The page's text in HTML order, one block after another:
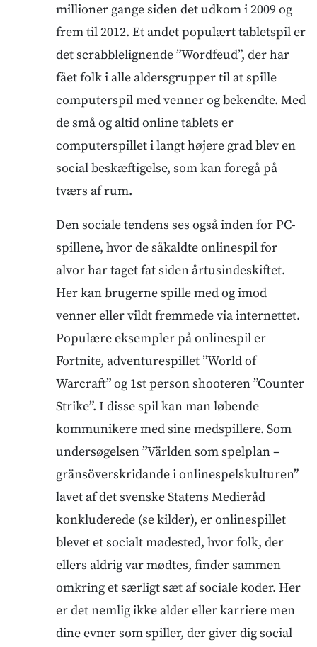
millioner gange siden det udkom i 2009 og
frem til 2012. Et andet populært tabletspil er
det scrabblelignende ”Wordfeud”, der har
fået folk i alle aldersgrupper til at spille
computerspil med venner og bekendte. Med
de små og altid online tablets er
computerspillet i langt højere grad blev en
social beskæftigelse, som kan foregå på
tværs af rum.
Den sociale tendens ses også inden for PC-
spillene, hvor de såkaldte onlinespil for
alvor har taget fat siden årtusindeskiftet.
Her kan brugerne spille med og imod
venner eller vildt fremmede via internettet.
Populære eksempler på onlinespil er
Fortnite, adventurespillet ”World of
Warcraft” og 1st person shooteren ”Counter
Strike”. I disse spil kan man løbende
kommunikere med sine medspillere. Som
undersøgelsen ”Världen som spelplan –
gränsöverskridande i onlinespelskulturen”
lavet af det svenske Statens Medieråd
konkluderede (se kilder), er onlinespillet
blevet et socialt mødested, hvor folk, der
ellers aldrig var mødtes, finder sammen
omkring et særligt sæt af sociale koder. Her
er det nemlig ikke alder eller karriere men
dine evner som spiller, der giver dig social